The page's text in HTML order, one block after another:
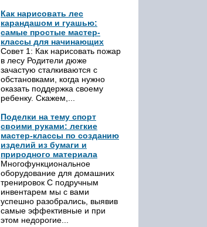
Как нарисовать лес
карандашом и гуашью:
самые простые мастер-
классы для начинающих
Совет 1: Как нарисовать пожар
в лесу Родители дюже
зачастую сталкиваются с
обстановками, когда нужно
оказать поддержка своему
ребенку. Скажем,...
Поделки на тему спорт
своими руками: легкие
мастер-классы по созданию
изделий из бумаги и
природного материала
Многофункциональное
оборудование для домашних
тренировок С подручным
инвентарем мы с вами
успешно разобрались, выявив
самые эффективные и при
этом недорогие...